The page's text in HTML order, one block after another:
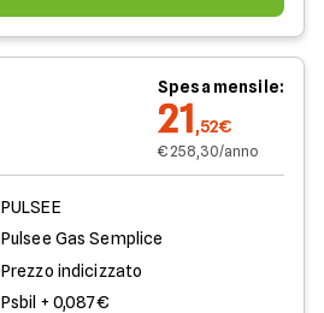
Spesa mensile:
21,52€
€ 258,30/anno
PULSEE
Pulsee Gas Semplice
Prezzo indicizzato
Psbil + 0,087€